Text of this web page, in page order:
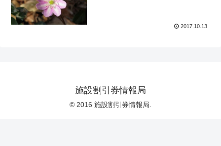
2017.10.13
施設割引券情報局
© 2016 施設割引券情報局.